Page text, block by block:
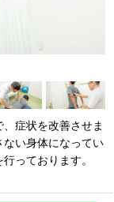
症状を改善させま
い身体になってい
っております。